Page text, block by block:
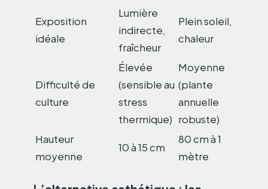
Exposition
idéale
Lumière
indirecte,
fraîcheur
Plein soleil,
chaleur
Difficulté de
culture
Élevée
(sensible au
stress
thermique)
Moyenne
(plante
annuelle
robuste)
Hauteur
moyenne
10 à 15 cm
80 cm à 1
mètre